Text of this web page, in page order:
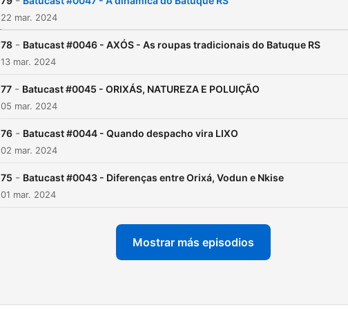
22 mar. 2024
78 - Batucast #0046 - AXÓS - As roupas tradicionais do Batuque RS
13 mar. 2024
77 - Batucast #0045 - ORIXÁS, NATUREZA E POLUIÇÃO
05 mar. 2024
76 - Batucast #0044 - Quando despacho vira LIXO
02 mar. 2024
75 - Batucast #0043 - Diferenças entre Orixá, Vodun e Nkise
01 mar. 2024
Mostrar más episodios